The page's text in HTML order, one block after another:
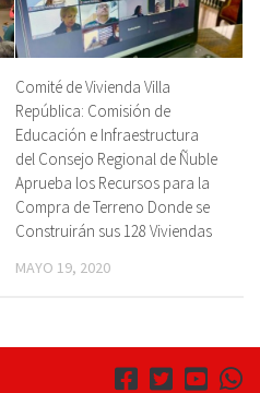
Comité de Vivienda Villa
República: Comisión de
Educación e Infraestructura
del Consejo Regional de Ñuble
Aprueba los Recursos para la
Compra de Terreno Donde se
Construirán sus 128 Viviendas
MAYO 19, 2020